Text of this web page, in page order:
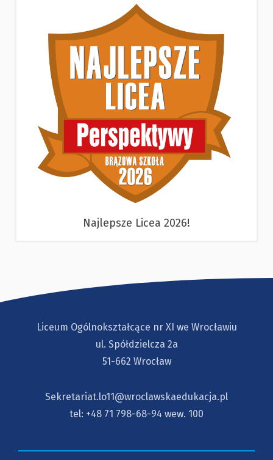
Najlepsze Licea 2026!
Liceum Ogólnokształcące nr XI we Wrocławiu
ul. Spółdzielcza 2a
51-662 Wrocław
Sekretariat.lo11@wroclawskaedukacja.pl
tel: +48 71 798-68-94 wew. 100